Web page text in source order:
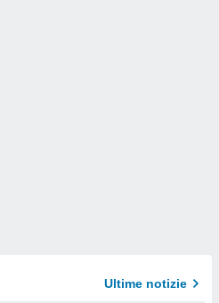
Ultime notizie